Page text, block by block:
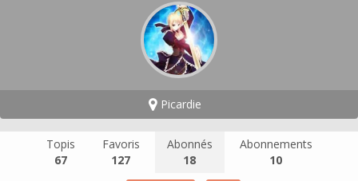
Picardie
Topis
67
Favoris
127
Abonnés
18
Abonnements
10